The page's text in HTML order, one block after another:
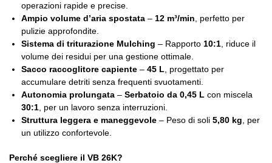
operazioni rapide e precise.
Ampio volume d’aria spostata – 12 m³/min , perfetto per
pulizie approfondite.
Sistema di triturazione Mulching – Rapporto 10:1 , riduce il
volume dei residui per una gestione ottimale.
Sacco raccoglitore capiente – 45 L , progettato per
accumulare detriti senza frequenti svuotamenti.
Autonomia prolungata – Serbatoio da 0,45 L con miscela
30:1 , per un lavoro senza interruzioni.
Struttura leggera e maneggevole – Peso di soli 5,80 kg , per
un utilizzo confortevole.
Perché scegliere il VB 26K?